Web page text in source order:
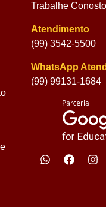
Trabalhe Conosto
Atendimento
(99) 3542-5500
WhatsApp
(99) 99131-1684